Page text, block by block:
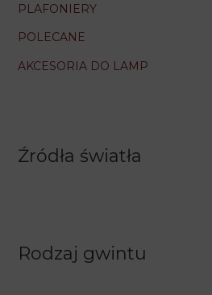
PLAFONIERY
POLECANE
AKCESORIA DO LAMP
Źródła światła
Rodzaj gwintu